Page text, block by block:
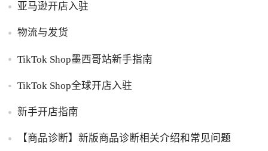
亚马逊开店入驻
物流与发货
TikTok Shop墨西哥站新手指南
TikTok Shop全球开店入驻
新手开店指南
【商品诊断】新版商品诊断相关介绍和常见问题